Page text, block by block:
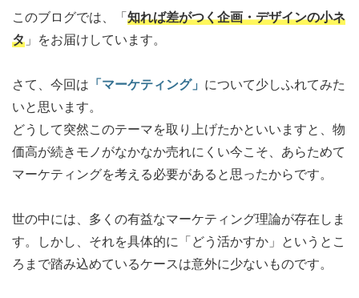
このブログでは、「知れば差がつく企画・デザインの小ネ
タ 」をお届けしています。
さて、今回は 「マーケティング」 について少しふれてみた
いと思います。
どうして突然このテーマを取り上げたかといいますと、物
価高が続きモノがなかなか売れにくい今こそ、あらためて
マーケティングを考える必要があると思ったからです。
世の中には、多くの有益なマーケティング理論が存在しま
す。しかし、それを具体的に「どう活かすか」というとこ
ろまで踏み込めているケースは意外に少ないものです。